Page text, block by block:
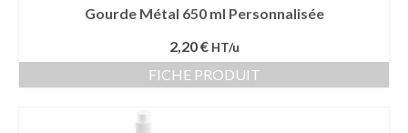
Gourde Métal 650 ml Personnalisée
2,20 € HT/u
FICHE PRODUIT